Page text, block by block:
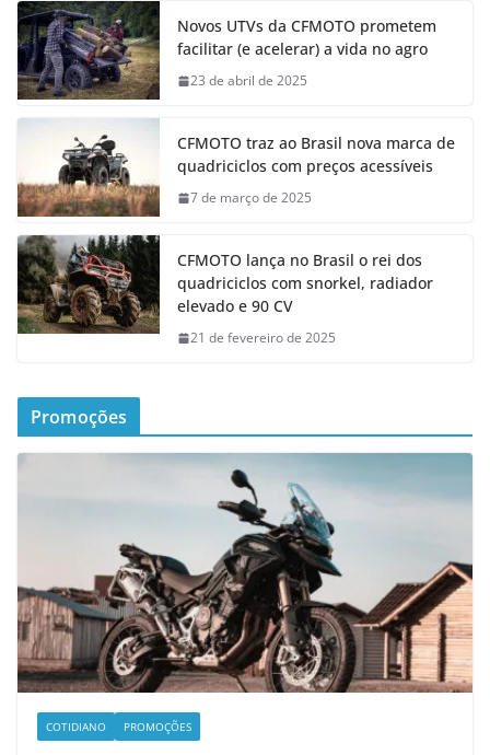
Novos UTVs da CFMOTO prometem
facilitar (e acelerar) a vida no agro
23 de abril de 2025
CFMOTO traz ao Brasil nova marca de
quadriciclos com preços acessíveis
7 de março de 2025
CFMOTO lança no Brasil o rei dos
quadriciclos com snorkel, radiador
elevado e 90 CV
21 de fevereiro de 2025
Promoções
COTIDIANO PROMOÇÕES